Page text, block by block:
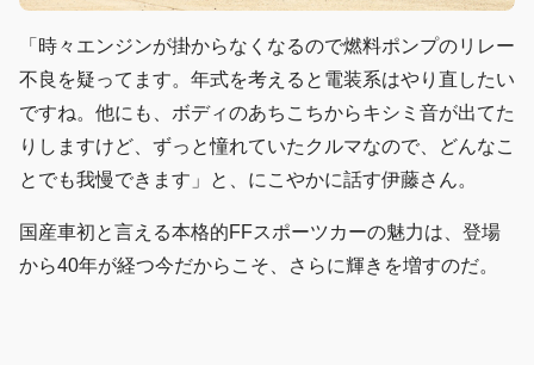
「時々エンジンが掛からなくなるので燃料ポンプのリレー
不良を疑ってます。年式を考えると電装系はやり直したい
ですね。他にも、ボディのあちこちからキシミ音が出てた
りしますけど、ずっと憧れていたクルマなので、どんなこ
とでも我慢できます」と、にこやかに話す伊藤さん。
国産車初と言える本格的FFスポーツカーの魅力は、登場
から40年が経つ今だからこそ、さらに輝きを増すのだ。